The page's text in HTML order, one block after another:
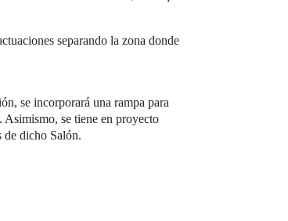
separando la zona donde
se incorporará una rampa para
Asimismo, se tiene en proyecto
de dicho Salón.